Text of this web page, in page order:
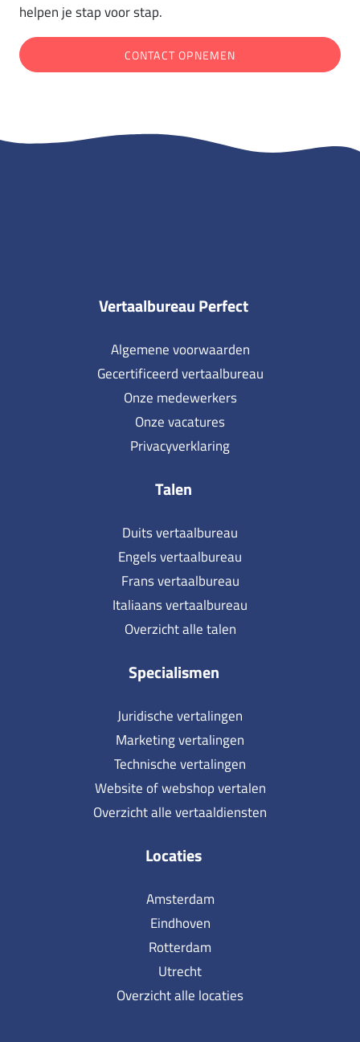
helpen je stap voor stap.
CONTACT OPNEMEN
Vertaalbureau Perfect
Algemene voorwaarden
Gecertificeerd vertaalbureau
Onze medewerkers
Onze vacatures
Privacyverklaring
Talen
Duits vertaalbureau
Engels vertaalbureau
Frans vertaalbureau
Italiaans vertaalbureau
Overzicht alle talen
Specialismen
Juridische vertalingen
Marketing vertalingen
Technische vertalingen
Website of webshop vertalen
Overzicht alle vertaaldiensten
Locaties
Amsterdam
Eindhoven
Rotterdam
Utrecht
Overzicht alle locaties